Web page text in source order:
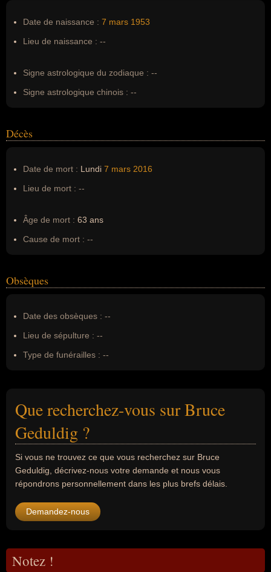
Date de naissance : 7 mars 1953
Lieu de naissance : --
Signe astrologique du zodiaque : --
Signe astrologique chinois : --
Décès
Date de mort : Lundi 7 mars 2016
Lieu de mort : --
Âge de mort : 63 ans
Cause de mort : --
Obsèques
Date des obsèques : --
Lieu de sépulture : --
Type de funérailles : --
Que recherchez-vous sur Bruce
Geduldig ?
Si vous ne trouvez ce que vous recherchez sur Bruce
Geduldig, décrivez-nous votre demande et nous vous
répondrons personnellement dans les plus brefs délais.
Demandez-nous
Notez !